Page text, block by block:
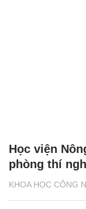
KHOA HỌC CÔNG
Học viện
phòng thí